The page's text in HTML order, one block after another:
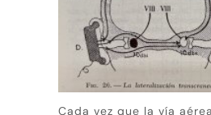
Cada vez que la vía